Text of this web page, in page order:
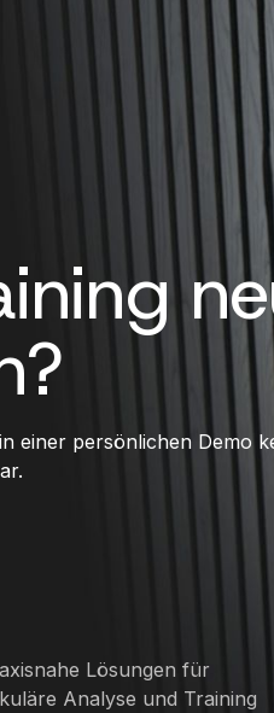
einer persönlichen Demo
Lösungen für
Analyse und Training